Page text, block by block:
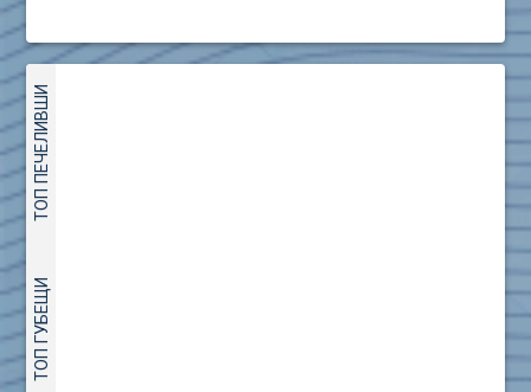
ТОП ПЕЧЕЛИВШИ
ТОП ГУБЕЩИ